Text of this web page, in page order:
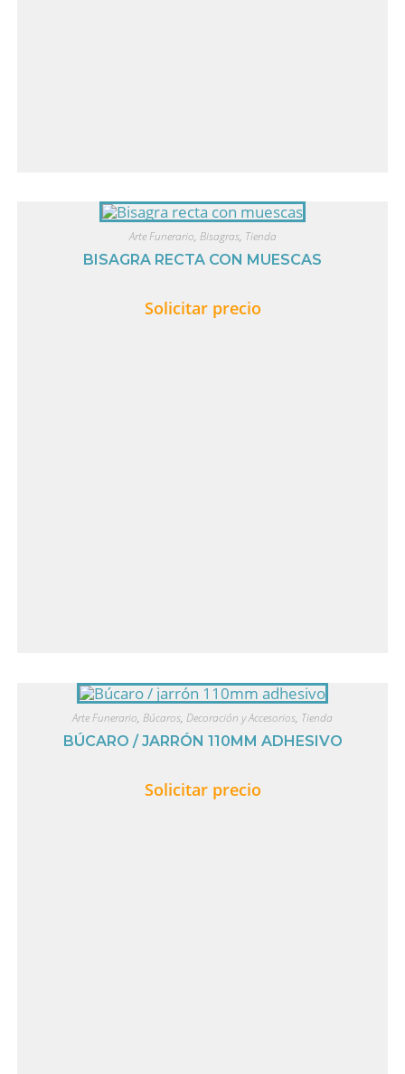
Arte Funerario, Bisagras, Tienda
BISAGRA RECTA CON MUESCAS
Solicitar precio
Arte Funerario, Búcaros, Decoración y Accesorios, Tienda
BÚCARO / JARRÓN 110MM ADHESIVO
Solicitar precio